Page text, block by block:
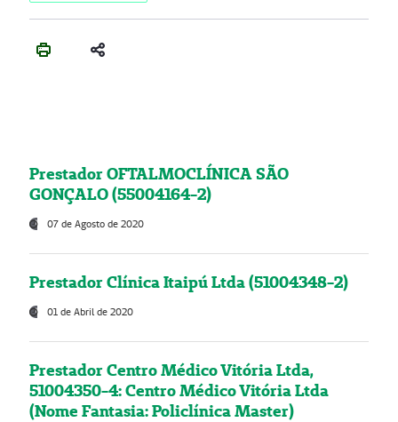
Prestador OFTALMOCLÍNICA SÃO
GONÇALO (55004164-2)
07 de Agosto de 2020
Prestador Clínica Itaipú Ltda (51004348-2)
01 de Abril de 2020
Prestador Centro Médico Vitória Ltda,
51004350-4: Centro Médico Vitória Ltda
(Nome Fantasia: Policlínica Master)